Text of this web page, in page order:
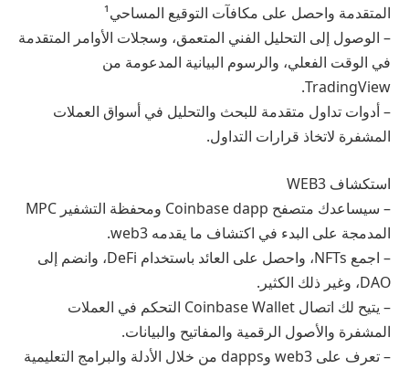
المتقدمة واحصل على مكافآت التوقيع المساحي¹
– الوصول إلى التحليل الفني المتعمق، وسجلات الأوامر المتقدمة
في الوقت الفعلي، والرسوم البيانية المدعومة من
TradingView.
– أدوات تداول متقدمة للبحث والتحليل في أسواق العملات
المشفرة لاتخاذ قرارات التداول.
استكشاف WEB3
– سيساعدك متصفح Coinbase dapp ومحفظة التشفير MPC
المدمجة على البدء في اكتشاف ما يقدمه web3.
– اجمع NFTs، واحصل على العائد باستخدام DeFi، وانضم إلى
DAO، وغير ذلك الكثير.
– يتيح لك اتصال Coinbase Wallet التحكم في العملات
المشفرة والأصول الرقمية والمفاتيح والبيانات.
– تعرف على web3 وdapps من خلال الأدلة والبرامج التعليمية